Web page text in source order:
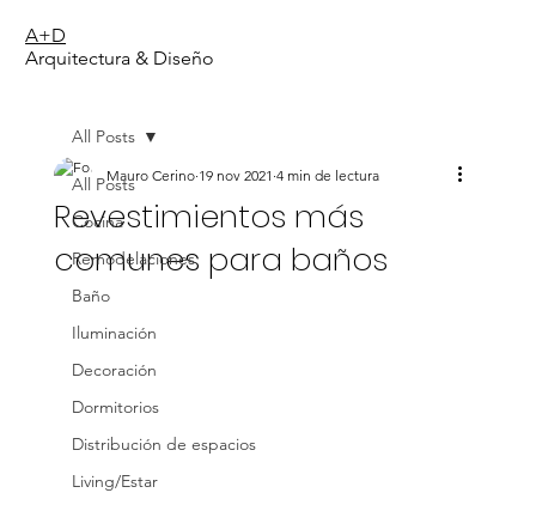
Arquitectura & Diseño
A+D
All Posts
Cocina
Remodelaciones
Baño
Iluminación
Decoración
Dormitorios
Distribución de espacios
Living/Estar
All Posts
Revestimientos más
comunes para baños
Mauro Cerino 19 nov 2021 4 min de lectura